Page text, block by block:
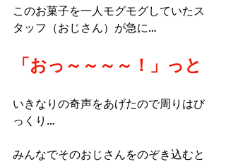
このお菓子を一人モグモグしていたス
タッフ（おじさん）が急に…
「おっ～～～～！」っと
いきなりの奇声をあげたので周りはび
っくり…
みんなでそのおじさんをのぞき込むと